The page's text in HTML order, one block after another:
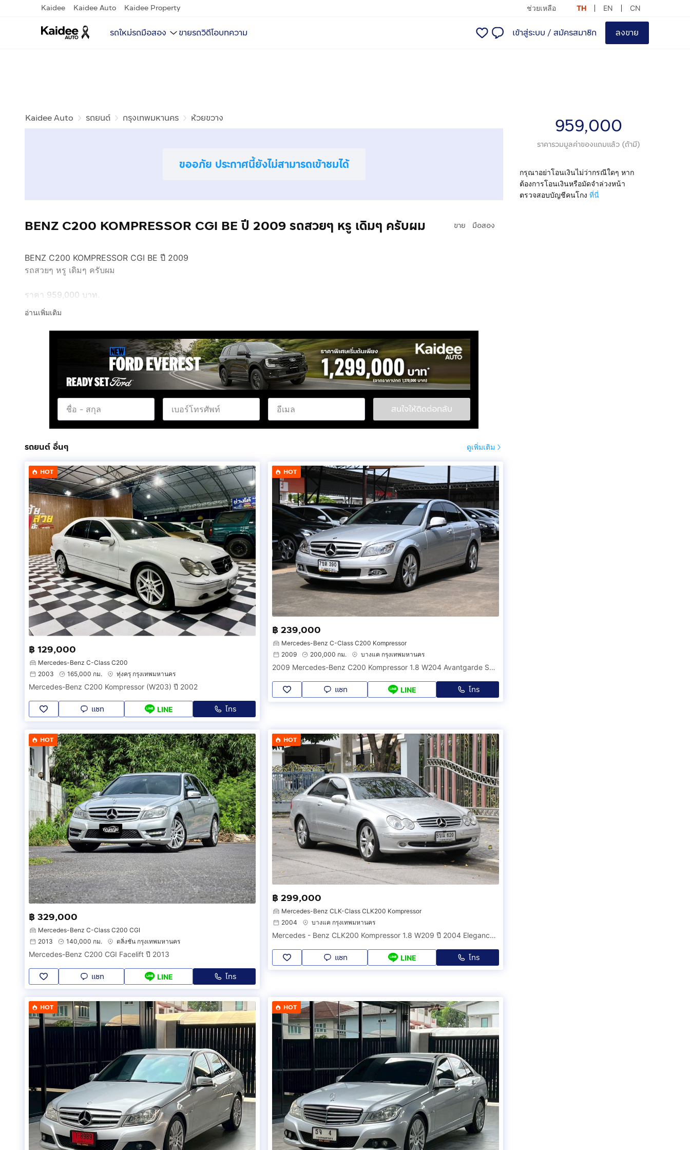
Kaidee Kaidee Auto Kaidee Property ช่วยเหลือ TH EN CN
รถใหม่รถมือสอง ขายรถวิดีโอบทความ เข้าสู่ระบบ / สมัครสมาชิก ลงขาย
Kaidee Auto รถยนต์ กรุงเทพมหานคร ห้วยขวาง
ขออภัย ประกาศนี้ยังไม่สามารถเข้าชมได้
ขาย มือสอง
BENZ C200 KOMPRESSOR CGI BE ปี 2009 รถสวยๆ หรู เดิมๆ ครับผม
BENZ C200 KOMPRESSOR CGI BE ปี 2009
รถสวยๆ หรู เดิมๆ ครับผม
ราคา 959,000 บาท.
ไมล์ 70,000 km.
" ให้คำปรึกษา เรื่องไฟแนนซ์ ผู้ผลชัดเจน ภายใน 5 นาทีครับ "
กดเพื่อดูเบอร์โทร xxxxxx090(K.เก่งครับ)
(line) ID: keng_emperor
คลิกลิงค์เข้า (line) ข้างล่างนี้
#รับประกันซ่อมศูนย์ ฟรีค่าแรงนาน 1 ปี
#ขอขอบพระคุณ ลูกค้าทุกๆท่าน ที่ไว้วางใจ โยรัชดา ผมเก่ง ยินดีตอนรับ และ รับใช้ทุกๆท่านครับ....!!
HOT....! "แคมเปญ"
#เริ่มดาวน์ 0%
#ผ่อนดาวน์ 0% นาน 1 ปี
#ฟรีประกัน
#ดอกเบี้ย 0% นาน 1 ปี
#ดอกเบี้ยเริ่มที่ 2.99%
#แถมน้ำมันเต็มถัง
#ฟรีน้ำมันเครื่อง
#ฟรีน้ำมันเกียร์
#รับประกันหลังการขาย 1 ปี
#ผ่อนสบายสูงสุด 84 เดือน
#เงื่อนใขเป็นไปตามบริษัทกำหนด
อยู่ต่างจังหวัด มีไฟแนนซ์ ดูแลให้ถึงที่ครับผม...
สนใจ สอบถาม ยินดีให้คำปรึกษาครับผม!!!
เชิญเปิดลิ้งนี้ดูได้เลยครับ
https://www.facebook.com/yoratchada1/
http://youtu.be/vQ0B_dx8qF8
https://www.facebook.com/Yoratchadaกดเพื่อดูเบอร์โทร xxxxxx090/
https://www.facebook.com/Callกดเพื่อดูเบอร์โทร xxxxxx090
http://www.unseencar.com/yo1/
#โยรัชดา
#รถมือสอง
#รถมือสองมีคุณภาพ
#รถมือสองเกรดA
#รถมือสองโปรโมชั่น
#รถมือสองสภาพดี
อ่านเพิ่มเติม
959,000
ราคารวมมูลค่าของแถมแล้ว (ถ้ามี)
กรุณาอย่าโอนเงินไม่ว่ากรณีใดๆ หาก
ต้องการโอนเงินหรือมัดจำล่วงหน้า
ตรวจสอบบัญชีคนโกง ที่นี่
สนใจให้ติดต่อกลับ
รถยนต์ อื่นๆ ดูเพิ่มเติม
HOT
฿ 129,000
Mercedes-Benz C-Class C200
2003
165,000 กม. ทุ่งครุ กรุงเทพมหานคร
Mercedes-Benz C200 Kompressor (W203) ปี 2002
แชท LINE โทร
HOT
฿ 239,000
Mercedes-Benz C-Class C200 Kompressor
2009
200,000 กม. บางแค กรุงเทพมหานคร
2009 Mercedes-Benz C200 Kompressor 1.8 W204 Avantgarde Sedan
แชท LINE โทร
HOT
฿ 329,000
Mercedes-Benz C-Class C200 CGI
2013
140,000 กม. ตลิ่งชัน กรุงเทพมหานคร
Mercedes-Benz C200 CGI Facelift ปี 2013
แชท LINE โทร
HOT
฿ 299,000
Mercedes-Benz CLK-Class CLK200 Kompressor
2004
บางแค กรุงเทพมหานคร
Mercedes - Benz CLK200 Kompressor 1.8 W209 ปี 2004 Elegance Coupe
แชท LINE โทร
HOT HOT